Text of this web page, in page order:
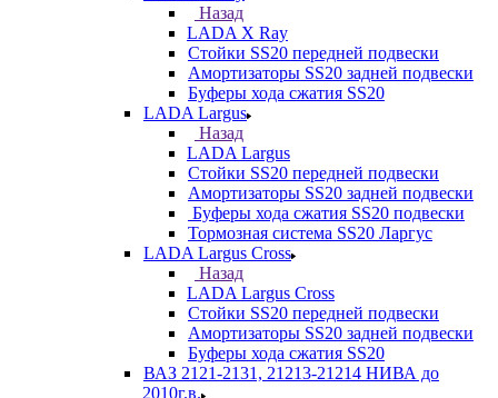
Назад
LADA X Ray
Стойки SS20 передней подвески
Амортизаторы SS20 задней подвески
Буферы хода сжатия SS20
LADA Largus
Назад
LADA Largus
Стойки SS20 передней подвески
Амортизаторы SS20 задней подвески
Буферы хода сжатия SS20 подвески
Тормозная система SS20 Ларгус
LADA Largus Cross
Назад
LADA Largus Cross
Стойки SS20 передней подвески
Амортизаторы SS20 задней подвески
Буферы хода сжатия SS20
ВАЗ 2121-2131, 21213-21214 НИВА до
2010г.в.